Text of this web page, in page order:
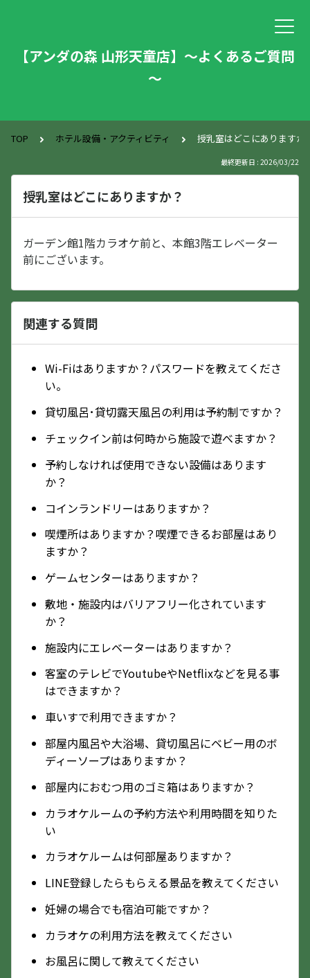
【アンダの森 山形天童店】～よくあるご質問
～
TOP ホテル設備・アクティビティ 授乳室はどこにありますか
最終更新日 : 2026/03/22
授乳室はどこにありますか？
ガーデン館1階カラオケ前と、本館3階エレベーター
前にございます。
関連する質問
Wi-Fiはありますか？パスワードを教えてくださ
い。
貸切風呂･貸切露天風呂の利用は予約制ですか？
チェックイン前は何時から施設で遊べますか？
予約しなければ使用できない設備はあります
か？
コインランドリーはありますか？
喫煙所はありますか？喫煙できるお部屋はあり
ますか？
ゲームセンターはありますか？
敷地・施設内はバリアフリー化されています
か？
施設内にエレベーターはありますか？
客室のテレビでYoutubeやNetflixなどを見る事
はできますか？
車いすで利用できますか？
部屋内風呂や大浴場、貸切風呂にベビー用のボ
ディーソープはありますか？
部屋内におむつ用のゴミ箱はありますか？
カラオケルームの予約方法や利用時間を知りた
い
カラオケルームは何部屋ありますか？
LINE登録したらもらえる景品を教えてください
妊婦の場合でも宿泊可能ですか？
カラオケの利用方法を教えてください
お風呂に関して教えてください